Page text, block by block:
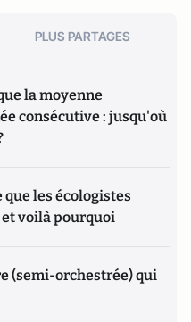
PLUS PARTAGES
la moyenne
consécutive : jusqu'où
que les écologistes
et voilà pourquoi
(semi-orchestrée) qui